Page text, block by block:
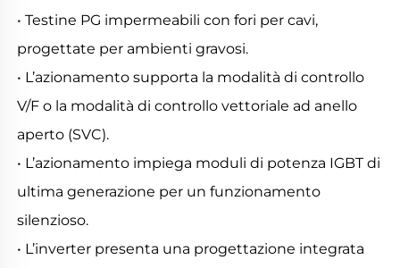
• Testine PG impermeabili con fori per cavi,
progettate per ambienti gravosi.
• L’azionamento supporta la modalità di controllo
V/F o la modalità di controllo vettoriale ad anello
aperto (SVC).
• L’azionamento impiega moduli di potenza IGBT di
ultima generazione per un funzionamento
silenzioso.
• L’inverter presenta una progettazione integrata